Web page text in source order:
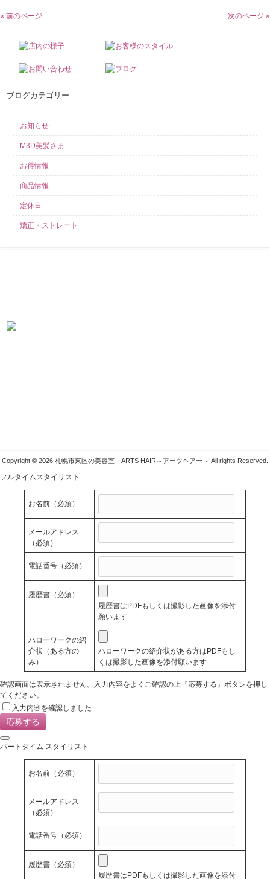
« 前のページ 次のページ »
ブログカテゴリー
お知らせ
M3D美髪さま
お得情報
商品情報
定休日
矯正・ストレート
Copyright © 2026 札幌市東区の美容室｜ARTS HAIR～アーツヘアー～ All rights Reserved.
フルタイムスタイリスト
お名前 （必須）
メールアドレス
（必須）
電話番号 （必須）
履歴書 （必須）
履歴書はPDFもしくは撮影した画像を添付
願います
ハローワークの紹
介状（ある方の
み）
ハローワークの紹介状がある方はPDFもし
くは撮影した画像を添付願います
確認画面は表示されません。入力内容をよくご確認の上『応募する』ボタンを押し
てください。
入力内容を確認しました
パートタイム スタイリスト
お名前 （必須）
メールアドレス
（必須）
電話番号 （必須）
履歴書 （必須）
履歴書はPDFもしくは撮影した画像を添付